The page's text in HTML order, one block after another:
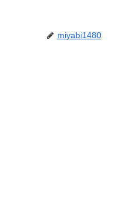
miyabi1480